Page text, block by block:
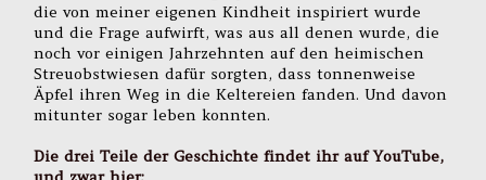
die von meiner eigenen Kindheit inspiriert wurde
und die Frage aufwirft, was aus all denen wurde, die
noch vor einigen Jahrzehnten auf den heimischen
Streuobstwiesen dafür sorgten, dass tonnenweise
Äpfel ihren Weg in die Keltereien fanden. Und davon
mitunter sogar leben konnten.
Die drei Teile der Geschichte findet ihr auf YouTube,